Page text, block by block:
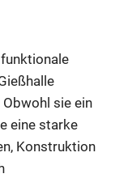
sie ein
eine starke
Konstruktion